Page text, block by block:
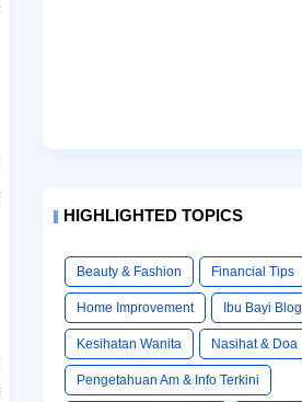
HIGHLIGHTED TOPICS
Beauty & Fashion Financial Tips
Home Improvement Ibu Bayi Blog
Kesihatan Wanita Nasihat & Doa
Pengetahuan Am & Info Terkini